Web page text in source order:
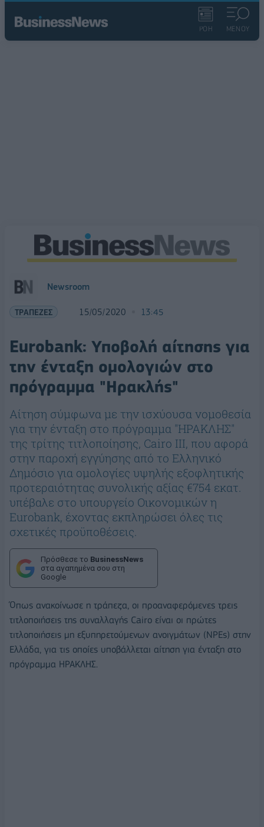
ΡΟΗ ΜΕΝΟΥ
Newsroom
ΤΡΑΠΕΖΕΣ 15/05/2020 13:45
Eurobank: Υποβολή αίτησης για
την ένταξη ομολογιών στο
πρόγραμμα "Ηρακλής"
Αίτηση σύμφωνα με την ισχύουσα νομοθεσία
για την ένταξη στο πρόγραμμα "ΗΡΑΚΛΗΣ"
της τρίτης τιτλοποίησης, Cairo III, που αφορά
στην παροχή εγγύησης από το Ελληνικό
Δημόσιο για ομολογίες υψηλής εξοφλητικής
προτεραιότητας συνολικής αξίας €754 εκατ.
υπέβαλε στο υπουργείο Οικονομικών η
Eurobank, έχοντας εκπληρώσει όλες τις
σχετικές προϋποθέσεις.
Πρόσθεσε το BusinessNews
στα αγαπημένα σου στη
Google
Όπως ανακοίνωσε η τράπεζα, οι προαναφερόμενες τρεις
τιτλοποιήσεις της συναλλαγής Cairo είναι οι πρώτες
τιτλοποιήσεις μη εξυπηρετούμενων ανοιγμάτων (NPEs) στην
Ελλάδα, για τις οποίες υποβάλλεται αίτηση για ένταξη στο
πρόγραμμα ΗΡΑΚΛΗΣ.